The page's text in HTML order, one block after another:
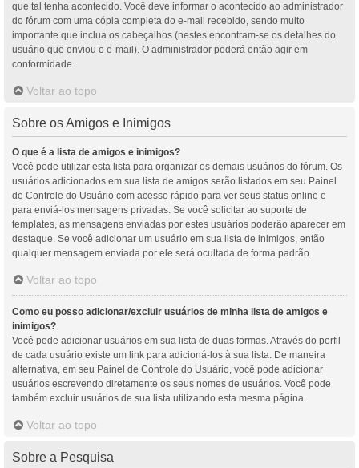
que tal tenha acontecido. Você deve informar o acontecido ao administrador
do fórum com uma cópia completa do e-mail recebido, sendo muito
importante que inclua os cabeçalhos (nestes encontram-se os detalhes do
usuário que enviou o e-mail). O administrador poderá então agir em
conformidade.
Voltar ao topo
Sobre os Amigos e Inimigos
O que é a lista de amigos e inimigos?
Você pode utilizar esta lista para organizar os demais usuários do fórum. Os
usuários adicionados em sua lista de amigos serão listados em seu Painel
de Controle do Usuário com acesso rápido para ver seus status online e
para enviá-los mensagens privadas. Se você solicitar ao suporte de
templates, as mensagens enviadas por estes usuários poderão aparecer em
destaque. Se você adicionar um usuário em sua lista de inimigos, então
qualquer mensagem enviada por ele será ocultada de forma padrão.
Voltar ao topo
Como eu posso adicionar/excluir usuários de minha lista de amigos e
inimigos?
Você pode adicionar usuários em sua lista de duas formas. Através do perfil
de cada usuário existe um link para adicioná-los à sua lista. De maneira
alternativa, em seu Painel de Controle do Usuário, você pode adicionar
usuários escrevendo diretamente os seus nomes de usuários. Você pode
também excluir usuários de sua lista utilizando esta mesma página.
Voltar ao topo
Sobre a Pesquisa